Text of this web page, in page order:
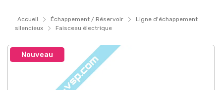
Accueil Échappement / Réservoir
Ligne d'échappement
silencieux
Faisceau électrique
Nouveau